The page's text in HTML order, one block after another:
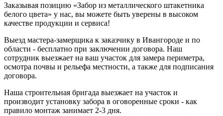
Заказывая позицию «Забор из металлического штакетника
белого цвета» у нас, вы можете быть уверены в высоком
качестве продукции и сервиса!
Выезд мастера-замерщика к заказчику в Ивангороде и по
области - бесплатно при заключении договора. Наш
сотрудник выезжает на ваш участок для замера периметра,
осмотра почвы и рельефа местности, а также для подписания
договора.
Наша строительная бригада выезжает на участок и
производит установку забора в оговоренные сроки - как
правило монтаж занимает 2-3 дня.